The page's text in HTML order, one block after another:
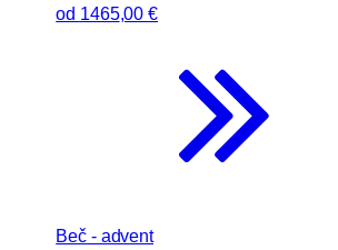
od 1465,00 €
Beč - advent